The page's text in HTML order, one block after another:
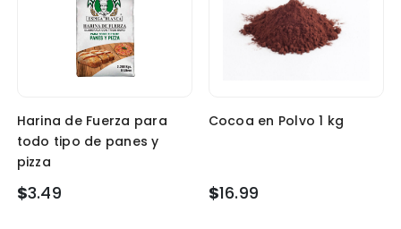
Harina de Fuerza para
todo tipo de panes y
pizza
$3.49
Cocoa en Polvo 1 kg
$16.99